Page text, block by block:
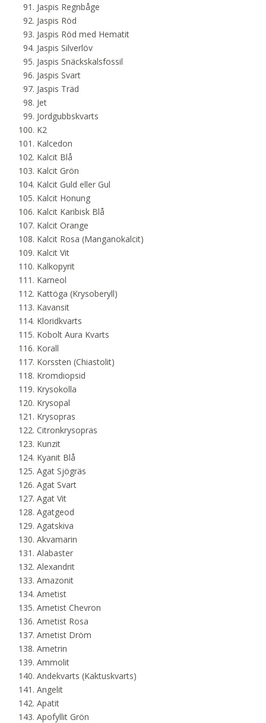
Jaspis Regnbåge
Jaspis Röd
Jaspis Röd med Hematit
Jaspis Silverlöv
Jaspis Snäckskalsfossil
Jaspis Svart
Jaspis Träd
Jet
Jordgubbskvarts
K2
Kalcedon
Kalcit Blå
Kalcit Grön
Kalcit Guld eller Gul
Kalcit Honung
Kalcit Karibisk Blå
Kalcit Orange
Kalcit Rosa (Manganokalcit)
Kalcit Vit
Kalkopyrit
Karneol
Kattöga (Krysoberyll)
Kavansit
Kloridkvarts
Kobolt Aura Kvarts
Korall
Korssten (Chiastolit)
Kromdiopsid
Krysokolla
Krysopal
Krysopras
Citronkrysopras
Kunzit
Kyanit Blå
Agat Sjögräs
Agat Svart
Agat Vit
Agatgeod
Agatskiva
Akvamarin
Alabaster
Alexandrit
Amazonit
Ametist
Ametist Chevron
Ametist Rosa
Ametist Dröm
Ametrin
Ammolit
Andekvarts (Kaktuskvarts)
Angelit
Apatit
Apofyllit Grön